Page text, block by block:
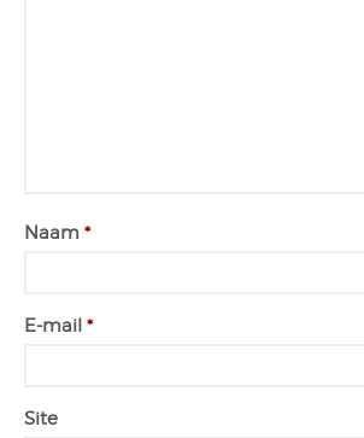
Naam *
E-mail *
Site